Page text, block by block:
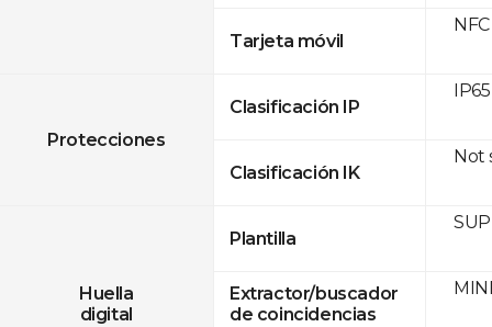
Tarjeta móvil
Protecciones
Clasificación IP
Clasificación IK
Huella
digital
Plantilla
Extractor/buscador
de coincidencias
NFC
IP65
Not